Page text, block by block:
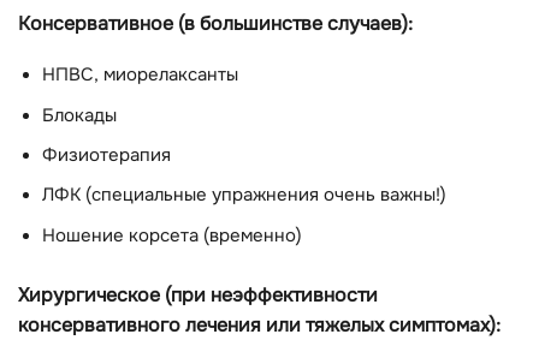
Консервативное (в большинстве случаев):
НПВС, миорелаксанты
Блокады
Физиотерапия
ЛФК (специальные упражнения очень важны!)
Ношение корсета (временно)
Хирургическое (при неэффективности
консервативного лечения или тяжелых симптомах):